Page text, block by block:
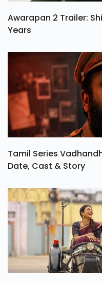
Awarapan 2 Trailer:
Years
Tamil Series
Date, Cast & Story